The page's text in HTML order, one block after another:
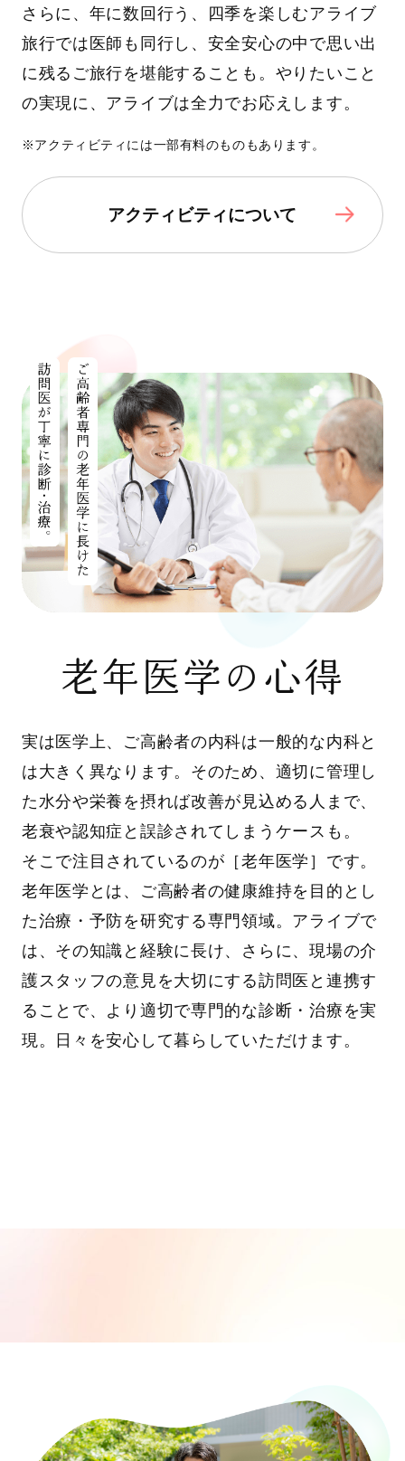
さらに、年に数回行う、四季を楽しむアライブ
旅行では医師も同行し、安全安心の中で思い出
に残るご旅行を堪能することも。やりたいこと
の実現に、アライブは全力でお応えします。
※アクティビティには一部有料のものもあります。
アクティビティについて
老年医学の心得
実は医学上、ご高齢者の内科は一般的な内科と
は大きく異なります。そのため、適切に管理し
た水分や栄養を摂れば改善が見込める人まで、
老衰や認知症と誤診されてしまうケースも。
そこで注目されているのが［老年医学］です。
老年医学とは、ご高齢者の健康維持を目的とし
た治療・予防を研究する専門領域。アライブで
は、その知識と経験に長け、さらに、現場の介
護スタッフの意見を大切にする訪問医と連携す
ることで、より適切で専門的な診断・治療を実
現。日々を安心して暮らしていただけます。